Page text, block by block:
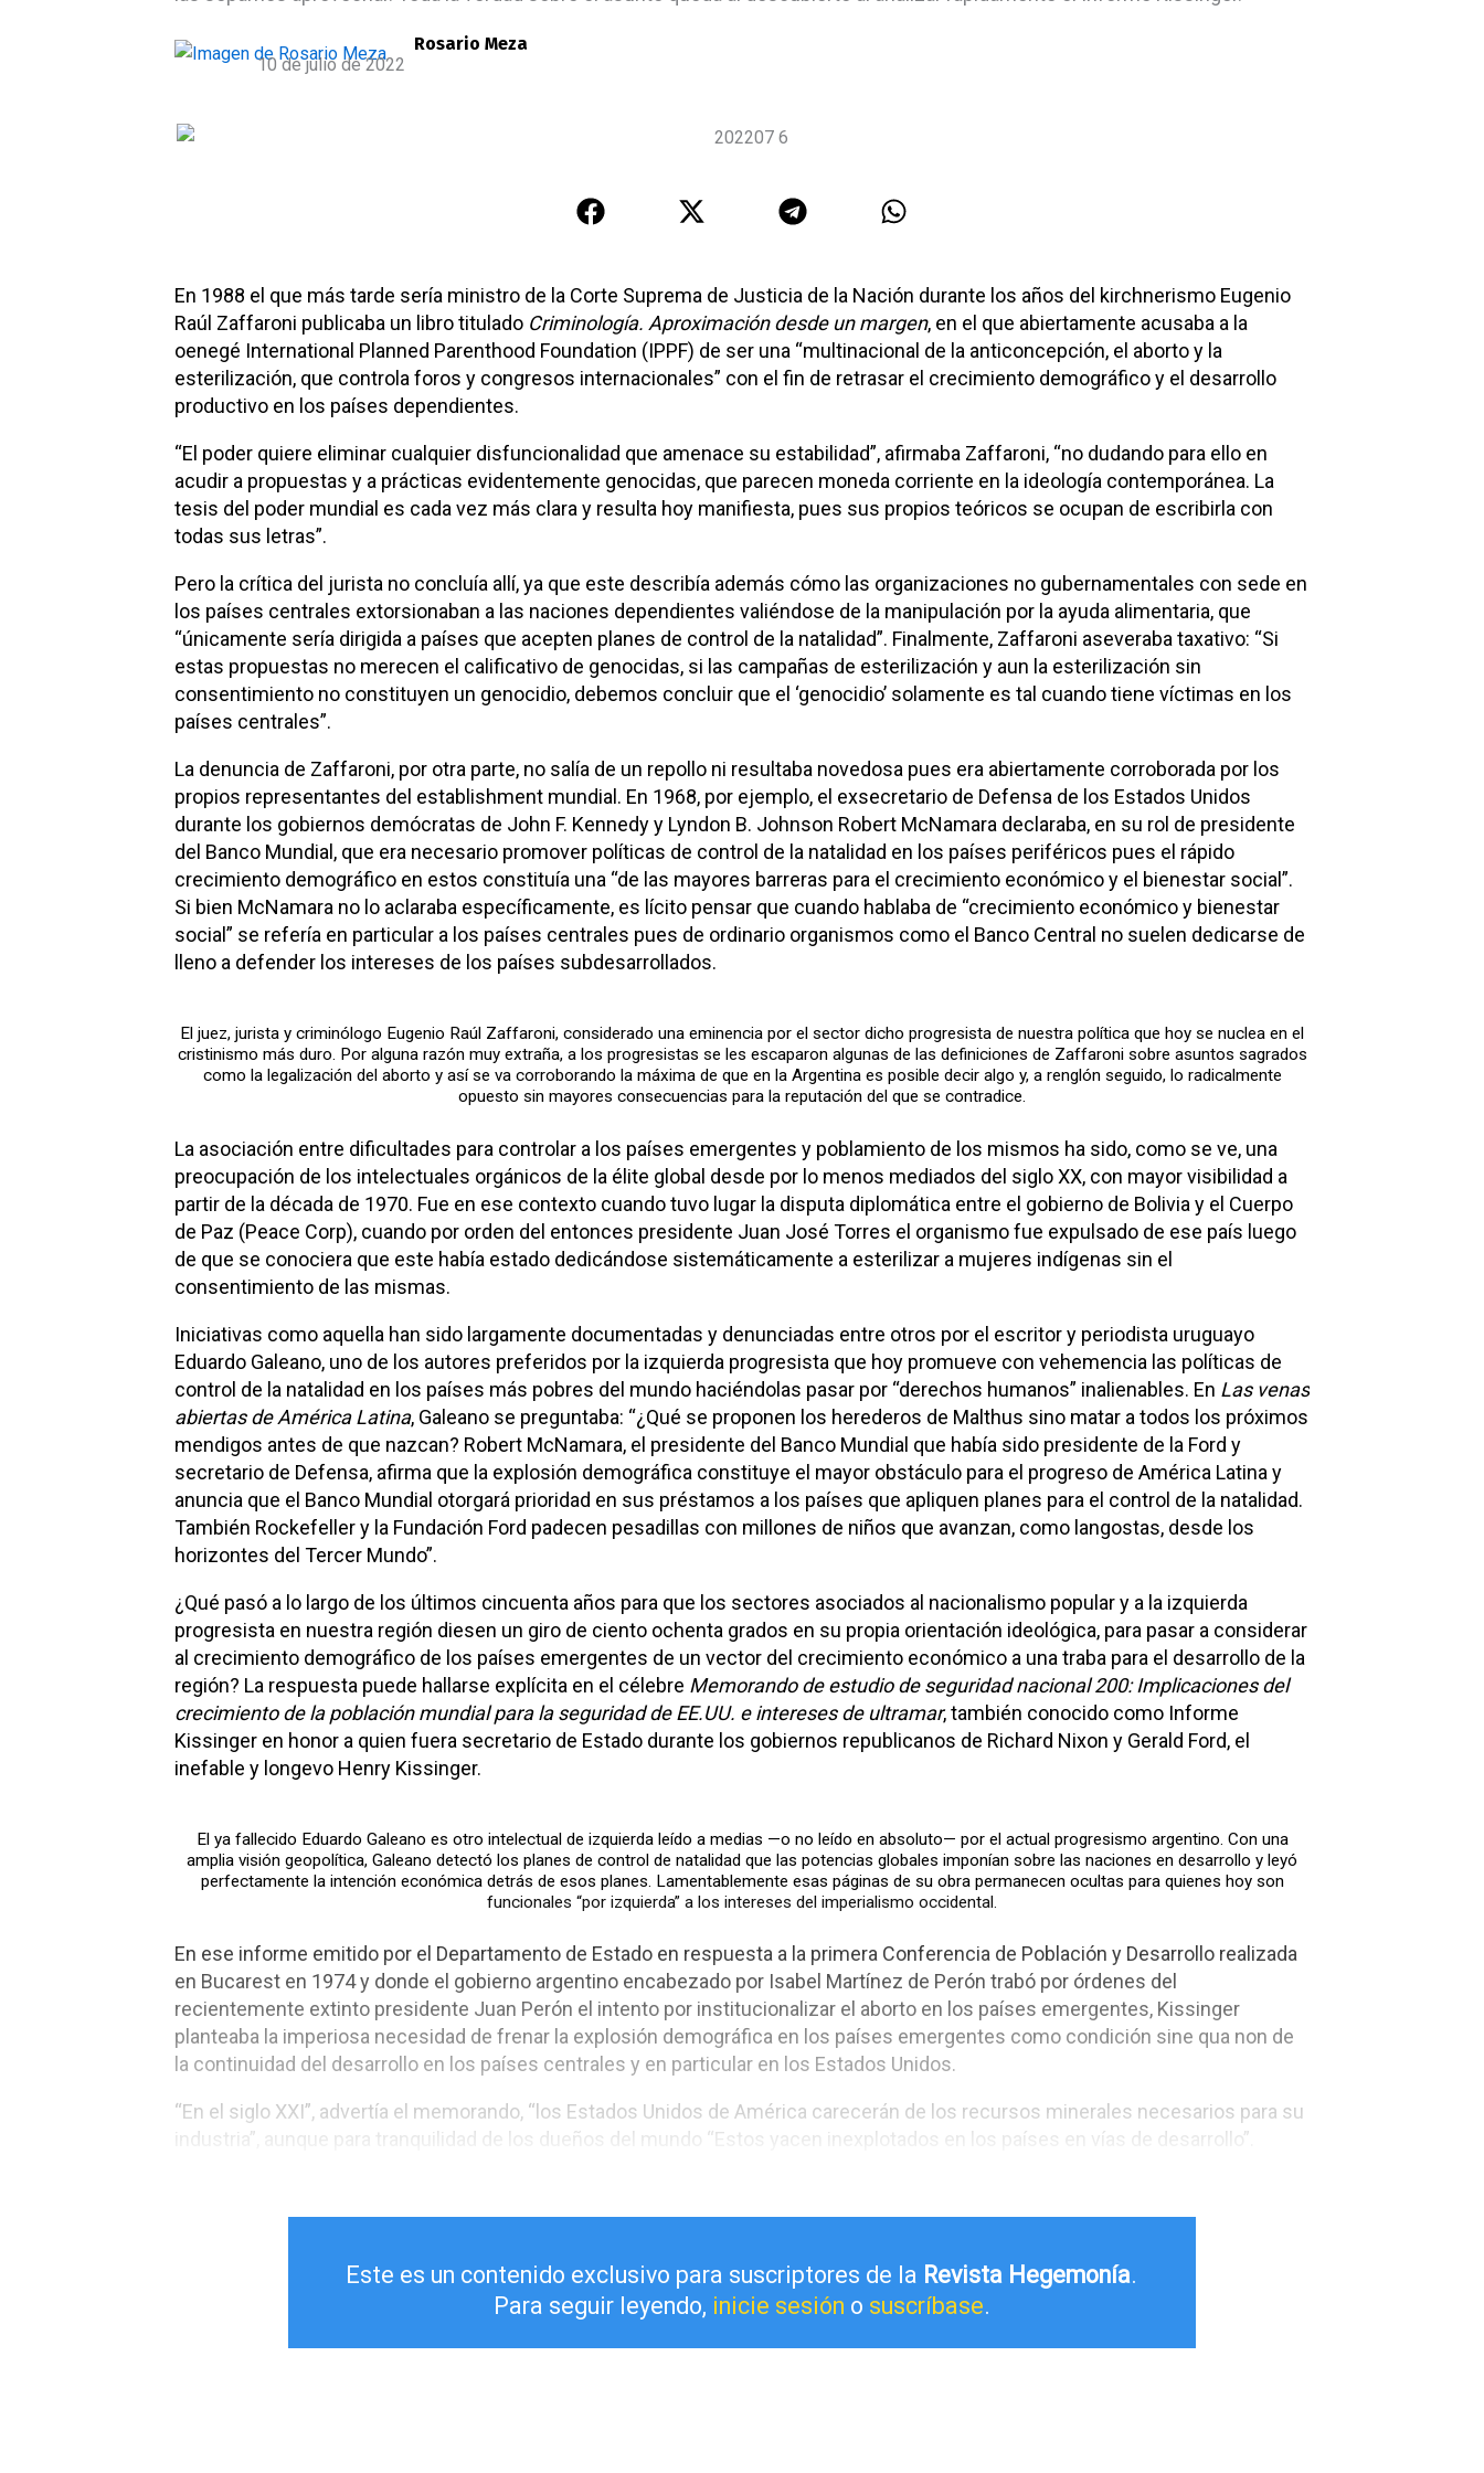
Rosario Meza
10 de julio de 2022
En 1988 el que más tarde sería ministro de la Corte Suprema de Justicia de la Nación durante los años del kirchnerismo Eugenio
Raúl Zaffaroni publicaba un libro titulado Criminología. Aproximación desde un margen, en el que abiertamente acusaba a la
oenegé International Planned Parenthood Foundation (IPPF) de ser una “multinacional de la anticoncepción, el aborto y la
esterilización, que controla foros y congresos internacionales” con el fin de retrasar el crecimiento demográfico y el desarrollo
productivo en los países dependientes.
“El poder quiere eliminar cualquier disfuncionalidad que amenace su estabilidad”, afirmaba Zaffaroni, “no dudando para ello en
acudir a propuestas y a prácticas evidentemente genocidas, que parecen moneda corriente en la ideología contemporánea. La
tesis del poder mundial es cada vez más clara y resulta hoy manifiesta, pues sus propios teóricos se ocupan de escribirla con
todas sus letras”.
Pero la crítica del jurista no concluía allí, ya que este describía además cómo las organizaciones no gubernamentales con sede en
los países centrales extorsionaban a las naciones dependientes valiéndose de la manipulación por la ayuda alimentaria, que
“únicamente sería dirigida a países que acepten planes de control de la natalidad”. Finalmente, Zaffaroni aseveraba taxativo: “Si
estas propuestas no merecen el calificativo de genocidas, si las campañas de esterilización y aun la esterilización sin
consentimiento no constituyen un genocidio, debemos concluir que el ‘genocidio’ solamente es tal cuando tiene víctimas en los
países centrales”.
La denuncia de Zaffaroni, por otra parte, no salía de un repollo ni resultaba novedosa pues era abiertamente corroborada por los
propios representantes del establishment mundial. En 1968, por ejemplo, el exsecretario de Defensa de los Estados Unidos
durante los gobiernos demócratas de John F. Kennedy y Lyndon B. Johnson Robert McNamara declaraba, en su rol de presidente
del Banco Mundial, que era necesario promover políticas de control de la natalidad en los países periféricos pues el rápido
crecimiento demográfico en estos constituía una “de las mayores barreras para el crecimiento económico y el bienestar social”.
Si bien McNamara no lo aclaraba específicamente, es lícito pensar que cuando hablaba de “crecimiento económico y bienestar
social” se refería en particular a los países centrales pues de ordinario organismos como el Banco Central no suelen dedicarse de
lleno a defender los intereses de los países subdesarrollados.
El juez, jurista y criminólogo Eugenio Raúl Zaffaroni, considerado una eminencia por el sector dicho progresista de nuestra política que hoy se nuclea en el
cristinismo más duro. Por alguna razón muy extraña, a los progresistas se les escaparon algunas de las definiciones de Zaffaroni sobre asuntos sagrados
como la legalización del aborto y así se va corroborando la máxima de que en la Argentina es posible decir algo y, a renglón seguido, lo radicalmente
opuesto sin mayores consecuencias para la reputación del que se contradice.
La asociación entre dificultades para controlar a los países emergentes y poblamiento de los mismos ha sido, como se ve, una
preocupación de los intelectuales orgánicos de la élite global desde por lo menos mediados del siglo XX, con mayor visibilidad a
partir de la década de 1970. Fue en ese contexto cuando tuvo lugar la disputa diplomática entre el gobierno de Bolivia y el Cuerpo
de Paz (Peace Corp), cuando por orden del entonces presidente Juan José Torres el organismo fue expulsado de ese país luego
de que se conociera que este había estado dedicándose sistemáticamente a esterilizar a mujeres indígenas sin el
consentimiento de las mismas.
Iniciativas como aquella han sido largamente documentadas y denunciadas entre otros por el escritor y periodista uruguayo
Eduardo Galeano, uno de los autores preferidos por la izquierda progresista que hoy promueve con vehemencia las políticas de
control de la natalidad en los países más pobres del mundo haciéndolas pasar por “derechos humanos” inalienables. En Las venas
abiertas de América Latina, Galeano se preguntaba: “¿Qué se proponen los herederos de Malthus sino matar a todos los próximos
mendigos antes de que nazcan? Robert McNamara, el presidente del Banco Mundial que había sido presidente de la Ford y
secretario de Defensa, afirma que la explosión demográfica constituye el mayor obstáculo para el progreso de América Latina y
anuncia que el Banco Mundial otorgará prioridad en sus préstamos a los países que apliquen planes para el control de la natalidad.
También Rockefeller y la Fundación Ford padecen pesadillas con millones de niños que avanzan, como langostas, desde los
horizontes del Tercer Mundo”.
¿Qué pasó a lo largo de los últimos cincuenta años para que los sectores asociados al nacionalismo popular y a la izquierda
progresista en nuestra región diesen un giro de ciento ochenta grados en su propia orientación ideológica, para pasar a considerar
al crecimiento demográfico de los países emergentes de un vector del crecimiento económico a una traba para el desarrollo de la
región? La respuesta puede hallarse explícita en el célebre Memorando de estudio de seguridad nacional 200: Implicaciones del
crecimiento de la población mundial para la seguridad de EE.UU. e intereses de ultramar, también conocido como Informe
Kissinger en honor a quien fuera secretario de Estado durante los gobiernos republicanos de Richard Nixon y Gerald Ford, el
inefable y longevo Henry Kissinger.
El ya fallecido Eduardo Galeano es otro intelectual de izquierda leído a medias —o no leído en absoluto— por el actual progresismo argentino. Con una
amplia visión geopolítica, Galeano detectó los planes de control de natalidad que las potencias globales imponían sobre las naciones en desarrollo y leyó
perfectamente la intención económica detrás de esos planes. Lamentablemente esas páginas de su obra permanecen ocultas para quienes hoy son
funcionales “por izquierda” a los intereses del imperialismo occidental.
En ese informe emitido por el Departamento de Estado en respuesta a la primera Conferencia de Población y Desarrollo realizada
en Bucarest en 1974 y donde el gobierno argentino encabezado por Isabel Martínez de Perón trabó por órdenes del
recientemente extinto presidente Juan Perón el intento por institucionalizar el aborto en los países emergentes, Kissinger
planteaba la imperiosa necesidad de frenar la explosión demográfica en los países emergentes como condición sine qua non de
la continuidad del desarrollo en los países centrales y en particular en los Estados Unidos.
“En el siglo XXI”, advertía el memorando, “los Estados Unidos de América carecerán de los recursos minerales necesarios para su
industria”, aunque para tranquilidad de los dueños del mundo “Estos yacen inexplotados en los países en vías de desarrollo”.
Este es un contenido exclusivo para suscriptores de la Revista Hegemonía.
Para seguir leyendo, inicie sesión o suscríbase.